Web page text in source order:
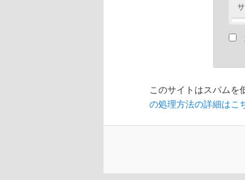
このサイトはスパムを
の処理方法の詳細はこ